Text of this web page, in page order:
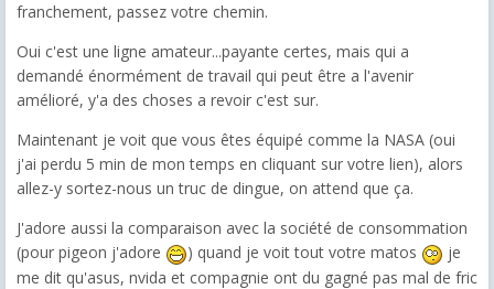
franchement, passez votre chemin.
Oui c'est une ligne amateur...payante certes, mais qui a
demandé énormément de travail qui peut être a l'avenir
amélioré, y'a des choses a revoir c'est sur.
Maintenant je voit que vous êtes équipé comme la NASA (oui
j'ai perdu 5 min de mon temps en cliquant sur votre lien), alors
allez-y sortez-nous un truc de dingue, on attend que ça.
J'adore aussi la comparaison avec la société de consommation
(pour pigeon j'adore
) quand je voit tout votre matos
je
me dit qu'asus, nvida et compagnie ont du gagné pas mal de fric